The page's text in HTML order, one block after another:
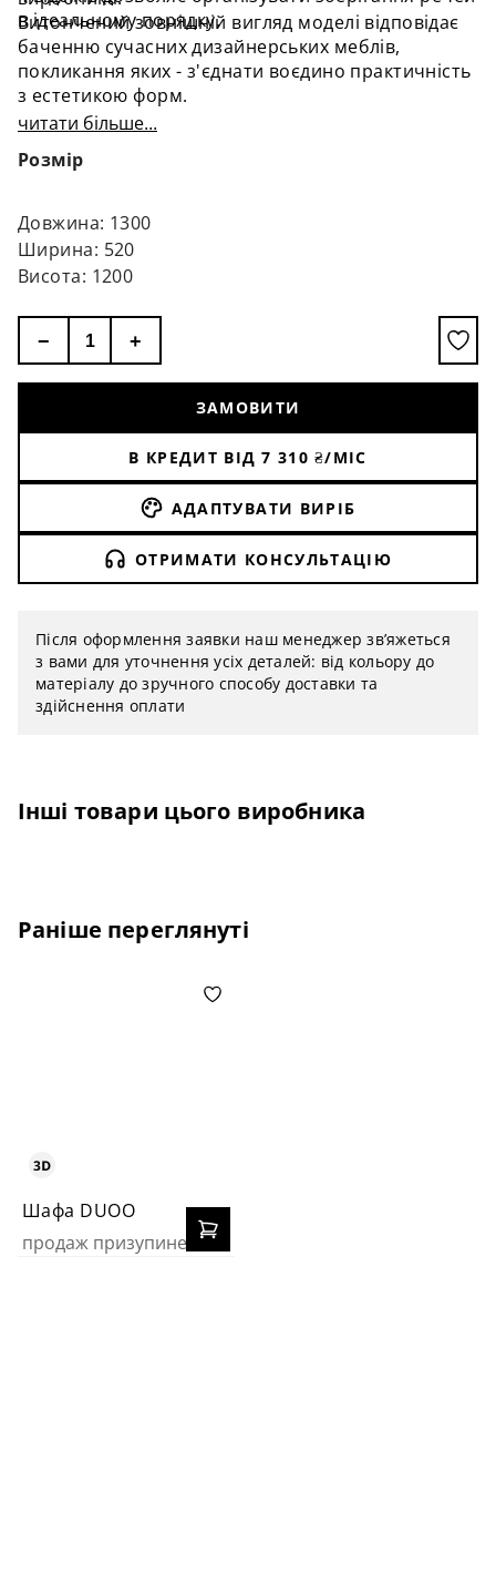
в ідеальному порядку.
Витончений зовнішній вигляд моделі відповідає
баченню сучасних дизайнерських меблів,
покликання яких - з'єднати воєдино практичність
з естетикою форм.
читати більше...
Розмір
Довжина: 1300
Ширина: 520
Висота: 1200
− +
ЗАМОВИТИ
В КРЕДИТ ВІД 7 310 ₴/МІС
АДАПТУВАТИ ВИРІБ
ОТРИМАТИ КОНСУЛЬТАЦІЮ
Після оформлення заявки наш менеджер зв’яжеться
з вами для уточнення усіх деталей: від кольору до
матеріалу до зручного способу доставки та
здійснення оплати
Інші товари цього виробника
Раніше переглянуті
Шафа DUOO
продаж призупинено